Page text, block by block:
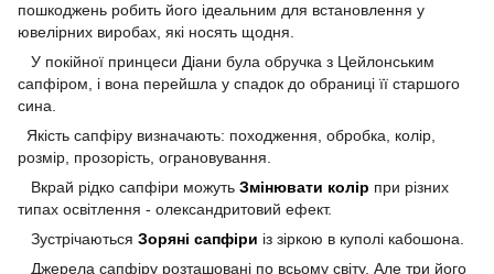
пошкоджень робить його ідеальним для встановлення у
ювелірних виробах, які носять щодня.
У покійної принцеси Діани була обручка з Цейлонським
сапфіром, і вона перейшла у спадок до обраниці її старшого
сина.
Якість сапфіру визначають: походження, обробка, колір,
розмір, прозорість, ограновування.
Вкрай рідко сапфіри можуть Змінювати колір при різних
типах освітлення - олександритовий ефект.
Зустрічаються Зоряні сапфіри із зіркою в куполі кабошона.
Джерела сапфіру розташовані по всьому світу. Але три його